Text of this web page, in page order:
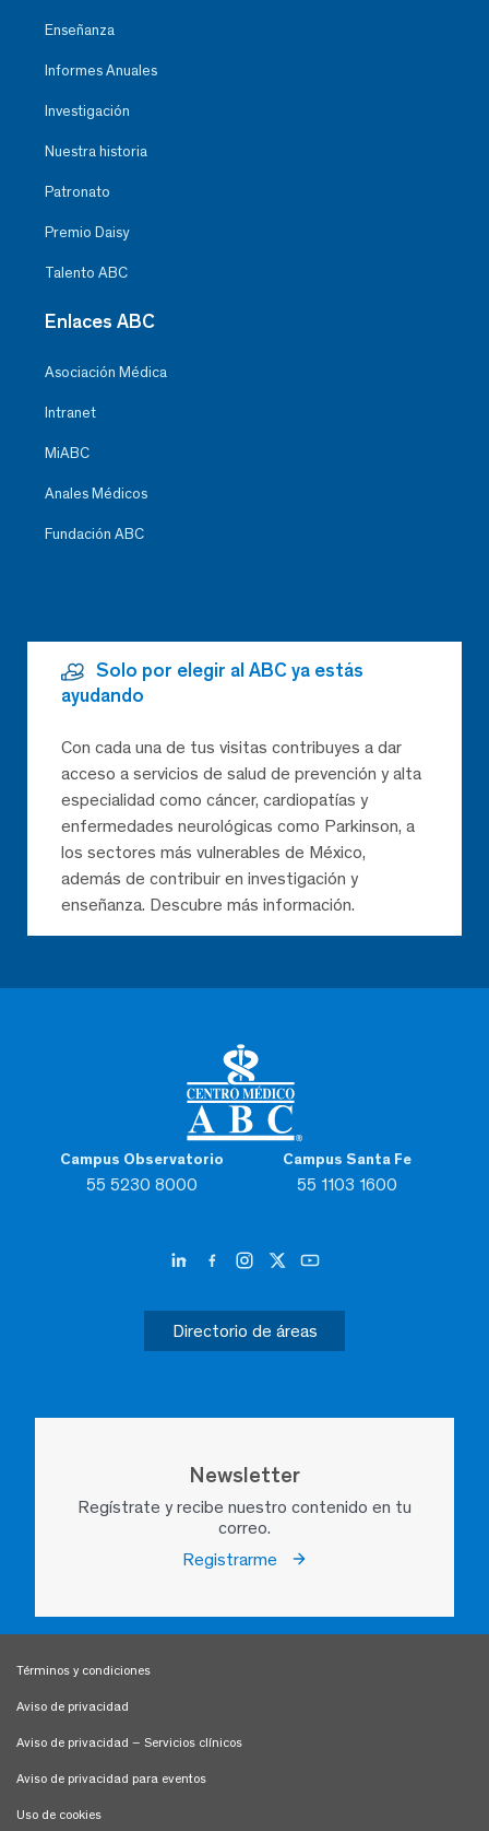
Campus Observatorio
55 5230 8000
Campus Santa Fe
55 1103 1600
Directorio de áreas
Newsletter
Regístrate y recibe nuestro contenido en tu
correo.
Registrarme
Enseñanza
Informes Anuales
Investigación
Nuestra historia
Patronato
Premio Daisy
Talento ABC
Enlaces ABC
Asociación Médica
Intranet
MiABC
Anales Médicos
Fundación ABC
Solo por elegir al ABC ya estás
ayudando
Con cada una de tus visitas contribuyes a dar
acceso a servicios de salud de prevención y alta
especialidad como cáncer, cardiopatías y
enfermedades neurológicas como Parkinson, a
los sectores más vulnerables de México,
además de contribuir en investigación y
enseñanza. Descubre más información.
Términos y condiciones
Aviso de privacidad
Aviso de privacidad – Servicios clínicos
Aviso de privacidad para eventos
Uso de cookies